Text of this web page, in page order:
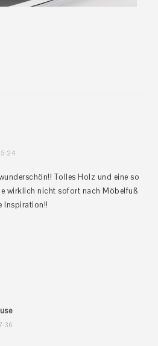
Tolles Holz und eine so
wirklich nicht sofort nach Möbelfuß
Inspiration!!